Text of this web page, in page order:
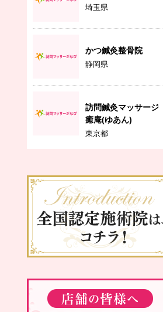
埼玉県
かつ鍼灸整骨院
静岡県
訪問鍼灸マッサージ
癒庵(ゆあん)
東京都